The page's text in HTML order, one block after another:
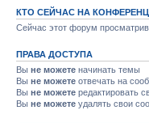
КТО СЕЙЧАС НА
Сейчас этот форум
ПРАВА ДОСТУПА
Вы не можете начинать темы
Вы не можете отвечать на
Вы не можете редактировать
Вы не можете удалять свои